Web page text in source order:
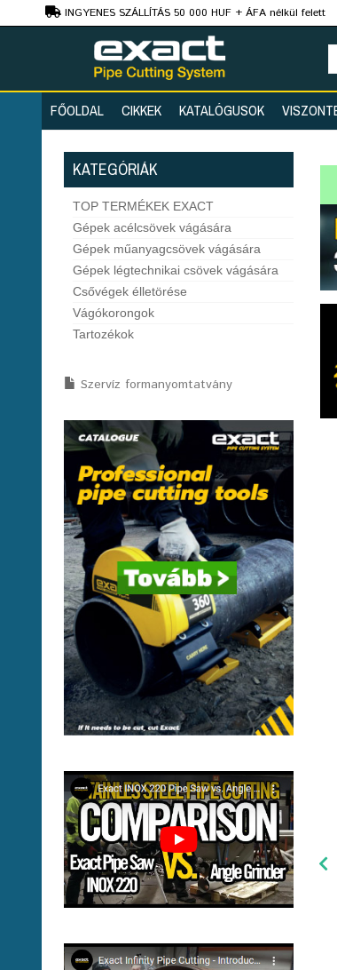
INGYENES SZÁLLÍTÁS 50 000 HUF + ÁFA nélkül felett
Szaktanácsadás
FŐOLDAL CIKKEK KATALÓGUSOK
KATEGÓRIÁK
TOP TERMÉKEK EXACT
Gépek acélcsövek vágására
Gépek műanyagcsövek vágására
Gépek légtechnikai csövek vágására
Csővégek élletörése
Vágókorongok
Tartozékok
Szervíz formanyomtatvány